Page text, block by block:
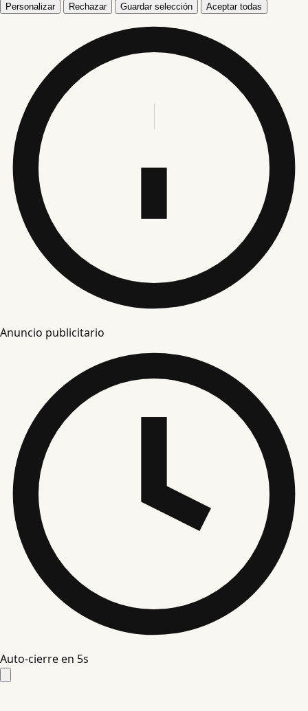
Personalizar Rechazar Guardar selección Aceptar todas
Anuncio publicitario
Auto-cierre en 4s